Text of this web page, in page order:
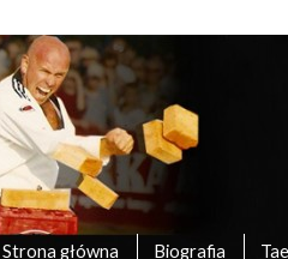
Marek
oficjalna strona UKS Grom Leszno
Strona główna Biografia